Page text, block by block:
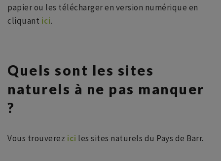
papier ou les télécharger en version numérique en
cliquant ici.
Quels sont les sites
naturels à ne pas manquer
?
Vous trouverez ici les sites naturels du Pays de Barr.